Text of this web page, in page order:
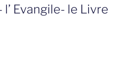
Evangile- le Livre